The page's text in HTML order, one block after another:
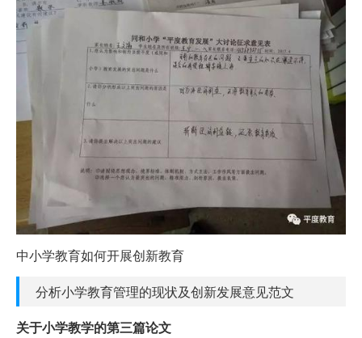
中小学教育如何开展创新教育
分析小学教育管理的现状及创新发展意见范文
关于小学教学的第三篇论文